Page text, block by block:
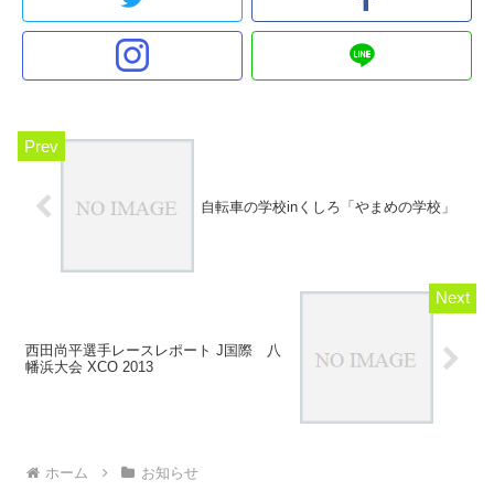
自転車の学校inくしろ「やまめの学校」
西田尚平選手レースレポート J国際 八
幡浜大会 XCO 2013
ホーム お知らせ